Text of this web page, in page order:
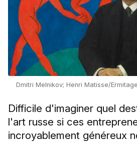
Dmitri Melnikov; Henri Matisse/Ermitage
Difficile d'imaginer quel
l'art russe si ces
incroyablement généreux